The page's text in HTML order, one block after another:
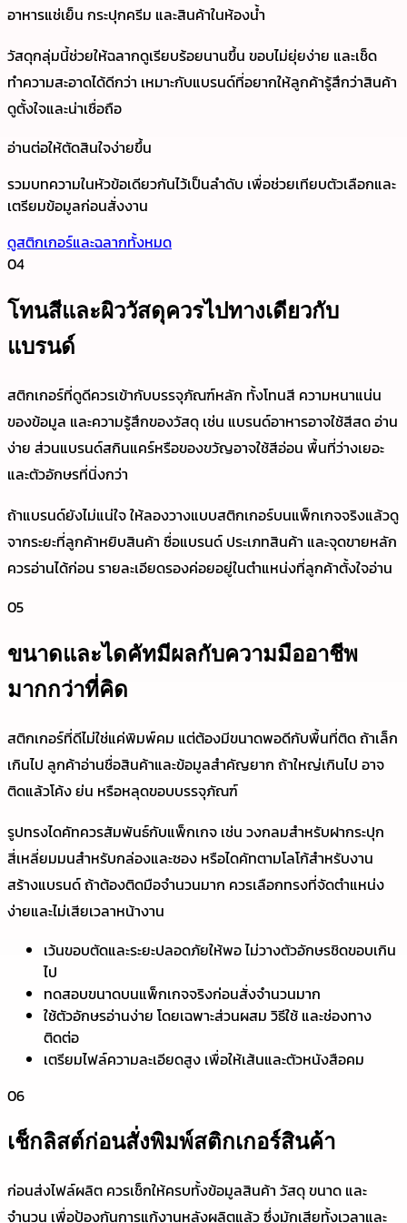
อาหารแช่เย็น กระปุกครีม และสินค้าในห้องน้ำ
วัสดุกลุ่มนี้ช่วยให้ฉลากดูเรียบร้อยนานขึ้น ขอบไม่ยุ่ยง่าย และเช็ด
ทำความสะอาดได้ดีกว่า เหมาะกับแบรนด์ที่อยากให้ลูกค้ารู้สึกว่าสินค้า
ดูตั้งใจและน่าเชื่อถือ
อ่านต่อให้ตัดสินใจง่ายขึ้น
รวมบทความในหัวข้อเดียวกันไว้เป็นลำดับ เพื่อช่วยเทียบตัวเลือกและ
เตรียมข้อมูลก่อนสั่งงาน
ดูสติกเกอร์และฉลากทั้งหมด
04
โทนสีและผิววัสดุควรไปทางเดียวกับ
แบรนด์
สติกเกอร์ที่ดูดีควรเข้ากับบรรจุภัณฑ์หลัก ทั้งโทนสี ความหนาแน่น
ของข้อมูล และความรู้สึกของวัสดุ เช่น แบรนด์อาหารอาจใช้สีสด อ่าน
ง่าย ส่วนแบรนด์สกินแคร์หรือของขวัญอาจใช้สีอ่อน พื้นที่ว่างเยอะ
และตัวอักษรที่นิ่งกว่า
ถ้าแบรนด์ยังไม่แน่ใจ ให้ลองวางแบบสติกเกอร์บนแพ็กเกจจริงแล้วดู
จากระยะที่ลูกค้าหยิบสินค้า ชื่อแบรนด์ ประเภทสินค้า และจุดขายหลัก
ควรอ่านได้ก่อน รายละเอียดรองค่อยอยู่ในตำแหน่งที่ลูกค้าตั้งใจอ่าน
05
ขนาดและไดคัทมีผลกับความมืออาชีพ
มากกว่าที่คิด
สติกเกอร์ที่ดีไม่ใช่แค่พิมพ์คม แต่ต้องมีขนาดพอดีกับพื้นที่ติด ถ้าเล็ก
เกินไป ลูกค้าอ่านชื่อสินค้าและข้อมูลสำคัญยาก ถ้าใหญ่เกินไป อาจ
ติดแล้วโค้ง ย่น หรือหลุดขอบบรรจุภัณฑ์
รูปทรงไดคัทควรสัมพันธ์กับแพ็กเกจ เช่น วงกลมสำหรับฝากระปุก
สี่เหลี่ยมมนสำหรับกล่องและซอง หรือไดคัทตามโลโก้สำหรับงาน
สร้างแบรนด์ ถ้าต้องติดมือจำนวนมาก ควรเลือกทรงที่จัดตำแหน่ง
ง่ายและไม่เสียเวลาหน้างาน
เว้นขอบตัดและระยะปลอดภัยให้พอ ไม่วางตัวอักษรชิดขอบเกิน
ไป
ทดสอบขนาดบนแพ็กเกจจริงก่อนสั่งจำนวนมาก
ใช้ตัวอักษรอ่านง่าย โดยเฉพาะส่วนผสม วิธีใช้ และช่องทาง
ติดต่อ
เตรียมไฟล์ความละเอียดสูง เพื่อให้เส้นและตัวหนังสือคม
06
เช็กลิสต์ก่อนสั่งพิมพ์สติกเกอร์สินค้า
ก่อนส่งไฟล์ผลิต ควรเช็กให้ครบทั้งข้อมูลสินค้า วัสดุ ขนาด และ
จำนวน เพื่อป้องกันการแก้งานหลังผลิตแล้ว ซึ่งมักเสียทั้งเวลาและ